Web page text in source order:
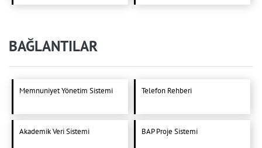
BAĞLANTILAR
Memnuniyet Yönetim Sistemi Telefon Rehberi
Akademik Veri Sistemi BAP Proje Sistemi